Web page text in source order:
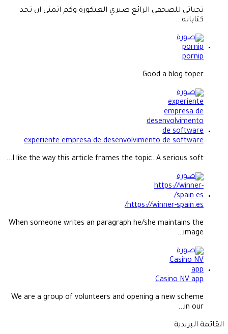
تحياتي للصحفي الرائع صبري العيكورة وكم اتمنى ان تجد
كتاباته...
pornip
Good a blog toper...
experiente empresa de desenvolvimento de software
I like the way this article frames the topic. A serious soft...
https://winner-spain.es/
When someone writes an paragraph he/she maintains the
image...
Casino NV app
We are a group of volunteers and opening a new scheme
in our...
القائمة البريدية